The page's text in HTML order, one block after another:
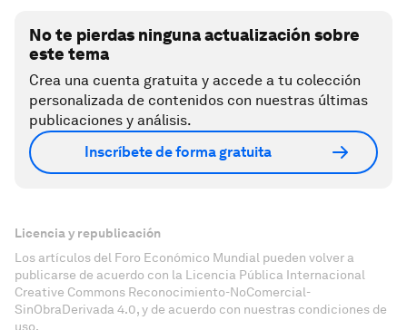
No te pierdas ninguna actualización sobre
este tema
Crea una cuenta gratuita y accede a tu colección
personalizada de contenidos con nuestras últimas
publicaciones y análisis.
Inscríbete de forma gratuita
Licencia y republicación
Los artículos del Foro Económico Mundial pueden volver a
publicarse de acuerdo con la Licencia Pública Internacional
Creative Commons Reconocimiento-NoComercial-
SinObraDerivada 4.0, y de acuerdo con nuestras condiciones de
uso.